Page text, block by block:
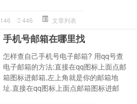
146 446 文章列表
手机号邮箱在哪里找
怎样查自己手机号电子邮箱? 用qq号查
电子邮箱的方法:直接在qq图标上面点邮
箱图标进邮箱,左上角就是你的邮箱地
址.直接在qq图标上面点邮箱图标进邮